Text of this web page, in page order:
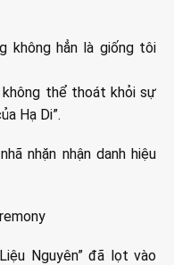
không hẳn là giống tôi
thể thoát khỏi sự
Hạ Di”.
nhặn nhận danh hiệu
Nguyên” đã lọt vào